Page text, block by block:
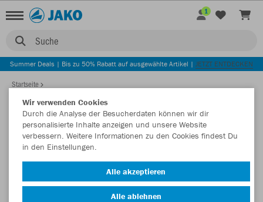
Suche
1
Summer Deals | Bis zu 50% Rabatt auf ausgewählte Artikel | JETZT ENTDECKEN
Startseite
Wir verwenden Cookies
Durch die Analyse der Besucherdaten können wir dir
personalisierte Inhalte anzeigen und unsere Website
verbessern. Weitere Informationen zu den Cookies findest Du
in den Einstellungen.
Alle akzeptieren
Alle ablehnen